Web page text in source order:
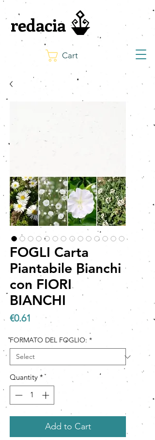
Cart
redacia
FOGLI Carta
Piantabile Bianchi
con FIORI
BIANCHI
€0.61 Price
FORMATO DEL FOGLIO: *
Quantity *
Add to Cart